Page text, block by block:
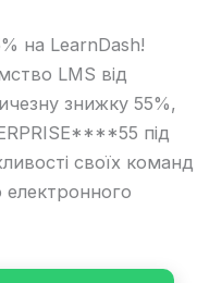
на LearnDash!
LMS від
знижку 55%,
під
своїх команд